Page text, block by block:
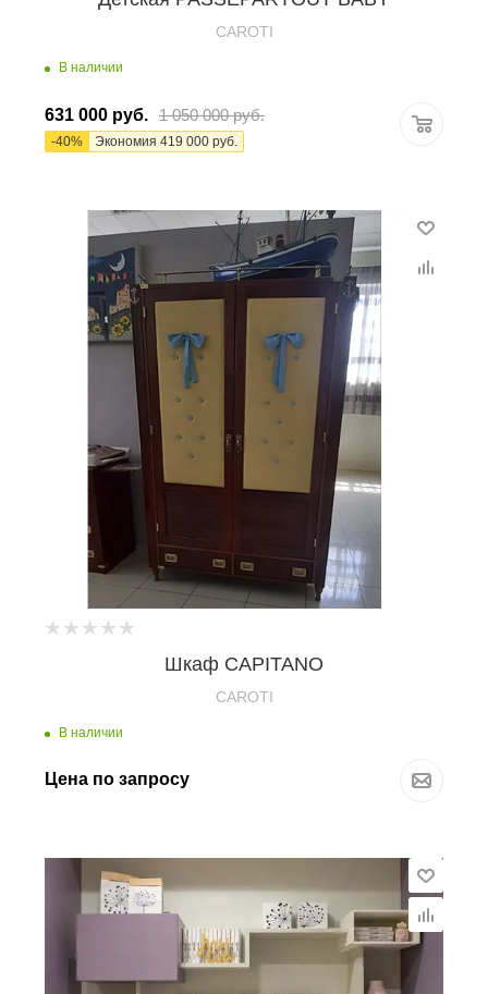
CAROTI
В наличии
631 000 руб. 1 050 000руб.
-40% Экономия 419 000 руб.
Шкаф CAPITANO
CAROTI
В наличии
Цена по запросу